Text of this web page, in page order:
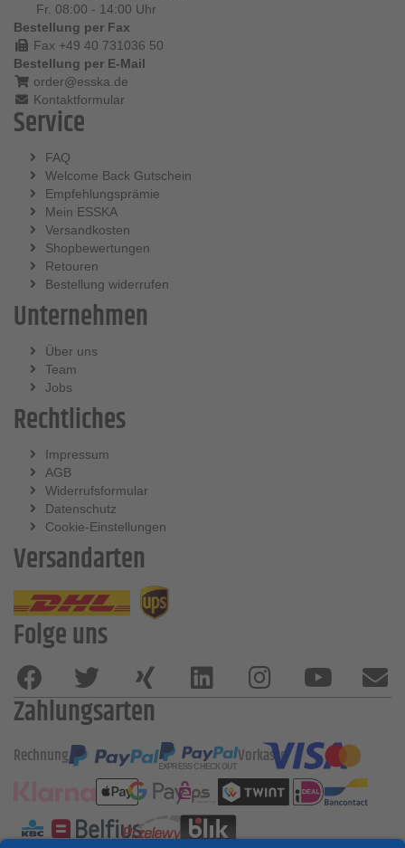
Fr. 08:00 - 14:00 Uhr
Bestellung per Fax
Fax +49 40 731036 50
Bestellung per E-Mail
order@esska.de
Kontaktformular
Service
FAQ
Welcome Back Gutschein
Empfehlungsprämie
Mein ESSKA
Versandkosten
Shopbewertungen
Retouren
Bestellung widerrufen
Unternehmen
Über uns
Team
Jobs
Rechtliches
Impressum
AGB
Widerrufsformular
Datenschutz
Cookie-Einstellungen
Versandarten
Folge uns
Zahlungsarten
Rechnung Vorkasse